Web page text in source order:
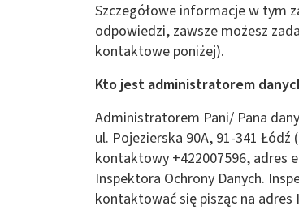
Szczegółowe informacje w tym
odpowiedzi, zawsze możesz
kontaktowe poniżej).
Kto jest administratorem
Administratorem Pani/ Pana
ul. Pojezierska 90A, 91-341
kontaktowy +422007596, adres
Inspektora Ochrony Danych.
kontaktować się pisząc na adres